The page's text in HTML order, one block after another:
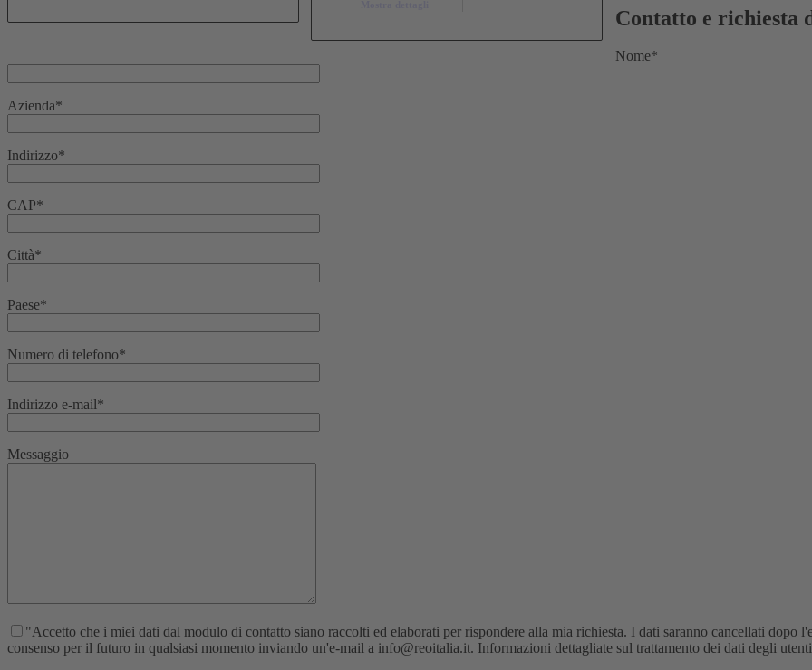
Contatto e richiesta
Nome*
Azienda*
Indirizzo*
CAP*
Città*
Paese*
Numero di telefono*
Indirizzo e-mail*
Messaggio
"Accetto che i miei dati dal modulo di contatto siano raccolti ed elaborati per rispondere alla mia richiesta. I dati saranno cancellati dopo
consenso per il futuro in qualsiasi momento inviando un'e-mail a info@reoitalia.it. Informazioni dettagliate sul trattamento dei dati degli